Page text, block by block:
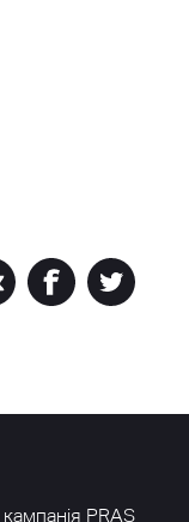
PRAS